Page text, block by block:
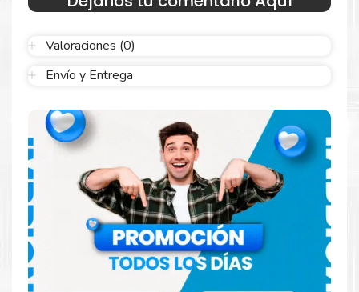
Hecho para ser confiable
Confíe en el rendimiento, tanto si imprime en blanco y
negro como en color.
Valoraciones (0)
Envío y Entrega